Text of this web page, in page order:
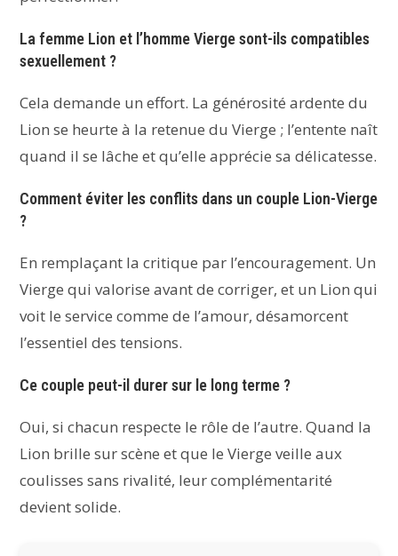
La femme Lion et l’homme Vierge sont-ils compatibles
sexuellement ?
Cela demande un effort. La générosité ardente du
Lion se heurte à la retenue du Vierge ; l’entente naît
quand il se lâche et qu’elle apprécie sa délicatesse.
Comment éviter les conflits dans un couple Lion-Vierge
?
En remplaçant la critique par l’encouragement. Un
Vierge qui valorise avant de corriger, et un Lion qui
voit le service comme de l’amour, désamorcent
l’essentiel des tensions.
Ce couple peut-il durer sur le long terme ?
Oui, si chacun respecte le rôle de l’autre. Quand la
Lion brille sur scène et que le Vierge veille aux
coulisses sans rivalité, leur complémentarité
devient solide.